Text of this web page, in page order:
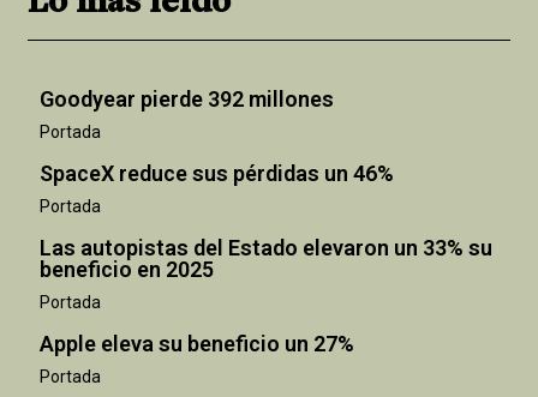
Goodyear pierde 392 millones
Portada
SpaceX reduce sus pérdidas un 46%
Portada
Las autopistas del Estado elevaron un 33% su
beneficio en 2025
Portada
Apple eleva su beneficio un 27%
Portada